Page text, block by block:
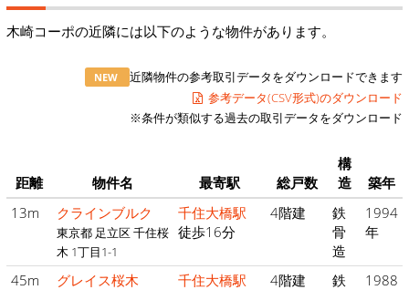
木崎コーポの近隣には以下のような物件があります。
NEW
近隣物件の参考取引データをダウンロードできます
参考データ(CSV形式)のダウンロード
※条件が類似する過去の取引データをダウンロード
距離 物件名 最寄駅 総戸数
構
造
築年
13m
クラインブルク
東京都 足立区 千住桜
木 1丁目1-1
千住大橋駅
徒歩16分
4階建
鉄
骨
造
1994
年
45m グレイス桜木
千住大橋駅
4階建
鉄
1988